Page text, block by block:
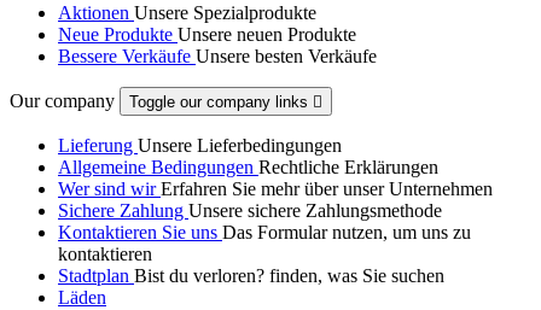
Aktionen Unsere Spezialprodukte
Neue Produkte Unsere neuen Produkte
Bessere Verkäufe Unsere besten Verkäufe
Our company Toggle our company links 
Lieferung Unsere Lieferbedingungen
Allgemeine Bedingungen Rechtliche Erklärungen
Wer sind wirErfahren Sie mehr über unser Unternehmen
Sichere Zahlung Unsere sichere Zahlungsmethode
Kontaktieren Sie uns Das Formular nutzen, um uns zu
kontaktieren
Stadtplan Bist du verloren? finden, was Sie suchen
Läden